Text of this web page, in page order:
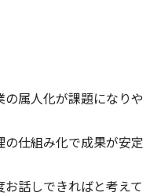
属人化が課題になりや
仕組み化で成果が安定
話しできればと考えて